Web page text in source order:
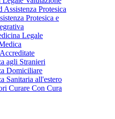
Assistenza Protesica
Protesica e
Legale
agli Stranieri
Domiciliare
Sanitaria all'estero
Curare Con Cura